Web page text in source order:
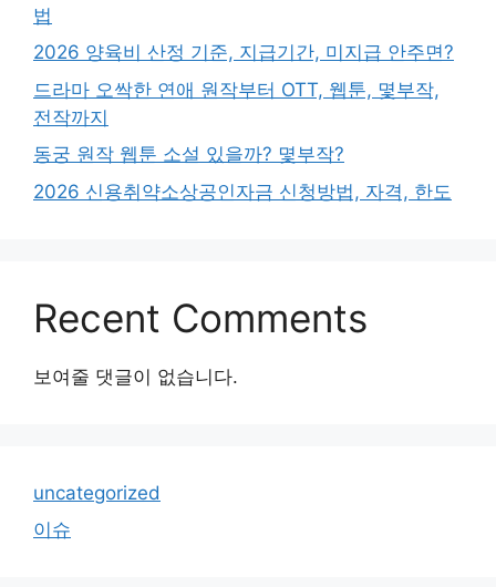
법
2026 양육비 산정 기준, 지급기간, 미지급 안주면?
드라마 오싹한 연애 원작부터 OTT, 웹툰, 몇부작,
전작까지
동궁 원작 웹툰 소설 있을까? 몇부작?
2026 신용취약소상공인자금 신청방법, 자격, 한도
Recent Comments
보여줄 댓글이 없습니다.
uncategorized
이슈